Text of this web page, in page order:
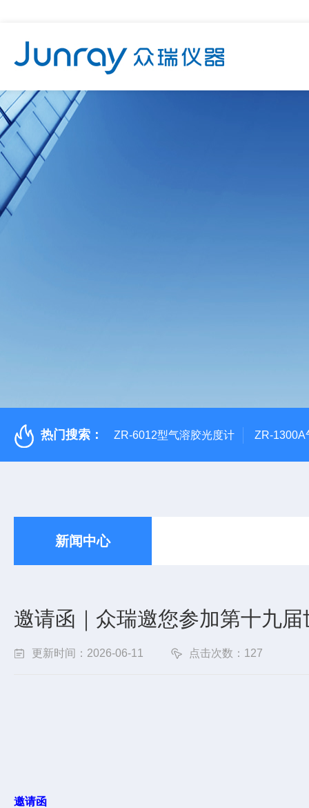
热门搜索： ZR-6012型气溶胶光度计 ZR-1300A
新闻中心
邀请函｜众瑞邀您参加第十九
更新时间：2026-06-11 点击次数：127
邀请函